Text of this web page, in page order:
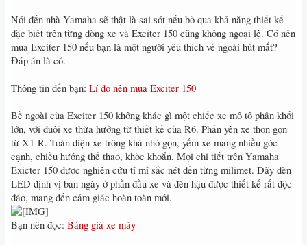
Nói đến nhà Yamaha sẽ thật là sai sót nếu bỏ qua khả năng thiết kế
đặc biệt trên từng dòng xe và Exciter 150 cũng không ngoại lệ. Có nên
mua Exciter 150 nếu bạn là một người yêu thích vẻ ngoài hút mắt?
Đáp án là có.
Thông tin đến bạn: Lí do nên mua Exciter 150
Bề ngoài của Exciter 150 không khác gì một chiếc xe mô tô phân khối
lớn, với đuôi xe thừa hưởng từ thiết kế của R6. Phần yên xe thon gọn
từ X1-R. Toàn diện xe trông khá nhỏ gọn, yếm xe mang nhiều góc
cạnh, chiều hướng thể thao, khỏe khoắn. Mọi chi tiết trên Yamaha
Exicter 150 được nghiên cứu tỉ mỉ sắc nét đến từng milimet. Dãy đèn
LED định vị ban ngày ở phần đầu xe và đèn hậu được thiết kế rất độc
đáo, mang đến cảm giác hoàn toàn mới.
Bạn nên đọc: Bảng giá xe máy